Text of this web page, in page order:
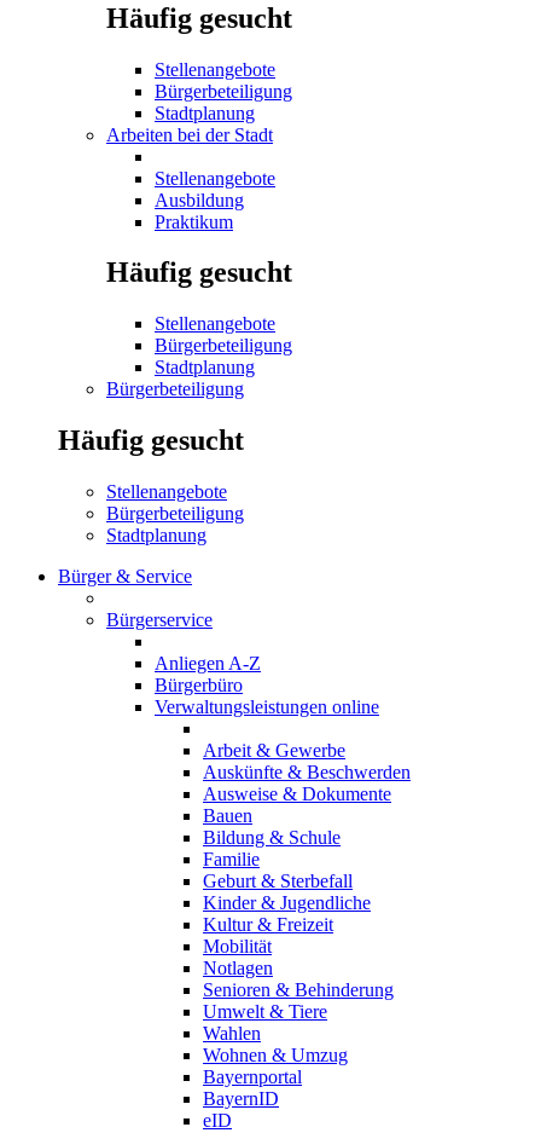
Häufig gesucht
Stellenangebote
Bürgerbeteiligung
Stadtplanung
Arbeiten bei der Stadt
Stellenangebote
Ausbildung
Praktikum
Häufig gesucht
Stellenangebote
Bürgerbeteiligung
Stadtplanung
Bürgerbeteiligung
Häufig gesucht
Stellenangebote
Bürgerbeteiligung
Stadtplanung
Bürger & Service
Bürgerservice
Anliegen A-Z
Bürgerbüro
Verwaltungsleistungen online
Arbeit & Gewerbe
Auskünfte & Beschwerden
Ausweise & Dokumente
Bauen
Bildung & Schule
Familie
Geburt & Sterbefall
Kinder & Jugendliche
Kultur & Freizeit
Mobilität
Notlagen
Senioren & Behinderung
Umwelt & Tiere
Wahlen
Wohnen & Umzug
Bayernportal
BayernID
eID